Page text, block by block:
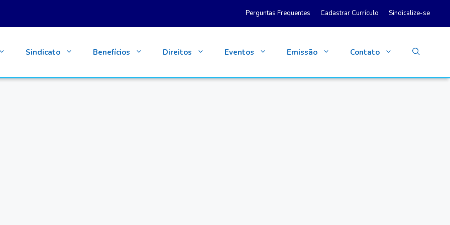
Perguntas Frequentes Cadastrar Currículo Sindicalize-se
Sindicato Benefícios Direitos Eventos Emissão Contato